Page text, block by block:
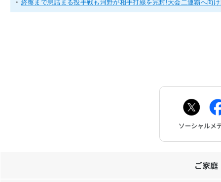
・ 終盤まで息詰まる投手戦も河野が相手打線を完封!大会二連覇へ向
ご家